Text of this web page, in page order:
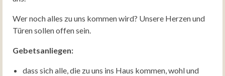
Wer noch alles zu uns kommen wird? Unsere Herzen und
Türen sollen offen sein.
Gebetsanliegen:
dass sich alle, die zu uns ins Haus kommen, wohl und